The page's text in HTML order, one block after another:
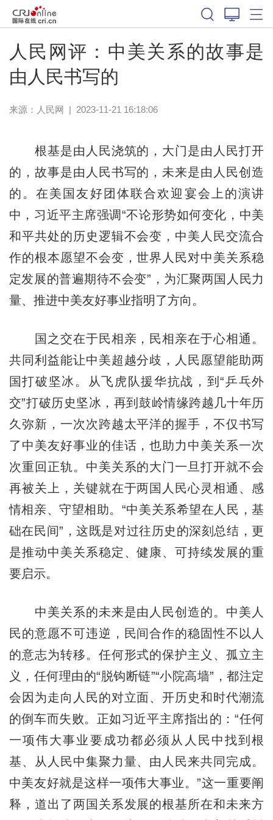
人民网评：中美关系的故事是
由人民书写的
来源： 人民网 | 2023-11-21 16:18:06
根基是由人民浇筑的，大门是由人民打开
的，故事是由人民书写的，未来是由人民创造
的。在美国友好团体联合欢迎宴会上的演讲
中，习近平主席强调“不论形势如何变化，中美
和平共处的历史逻辑不会变，中美人民交流合
作的根本愿望不会变，世界人民对中美关系稳
定发展的普遍期待不会变”，为汇聚两国人民力
量、推进中美友好事业指明了方向。
国之交在于民相亲，民相亲在于心相通。
共同利益能让中美超越分歧，人民愿望能助两
国打破坚冰。从飞虎队援华抗战，到“乒乓外
交”打破历史坚冰，再到鼓岭情缘跨越几十年历
久弥新，一次次跨越太平洋的握手，不仅书写
了中美友好事业的佳话，也助力中美关系一次
次重回正轨。中美关系的大门一旦打开就不会
再被关上，关键就在于两国人民心灵相通、感
情相亲、守望相助。“中美关系希望在人民，基
础在民间”，这既是对过往历史的深刻总结，更
是推动中美关系稳定、健康、可持续发展的重
要启示。
中美关系的未来是由人民创造的。中美人
民的意愿不可违逆，民间合作的稳固性不以人
的意志为转移。任何形式的保护主义、孤立主
义，任何理由的“脱钩断链”“小院高墙”，都注定
会因为走向人民的对立面、开历史和时代潮流
的倒车而失败。正如习近平主席指出的：“任何
一项伟大事业要成功都必须从人民中找到根
基、从人民中集聚力量、由人民来共同完成。
中美友好就是这样一项伟大事业。”这一重要阐
释，道出了两国关系发展的根基所在和未来方